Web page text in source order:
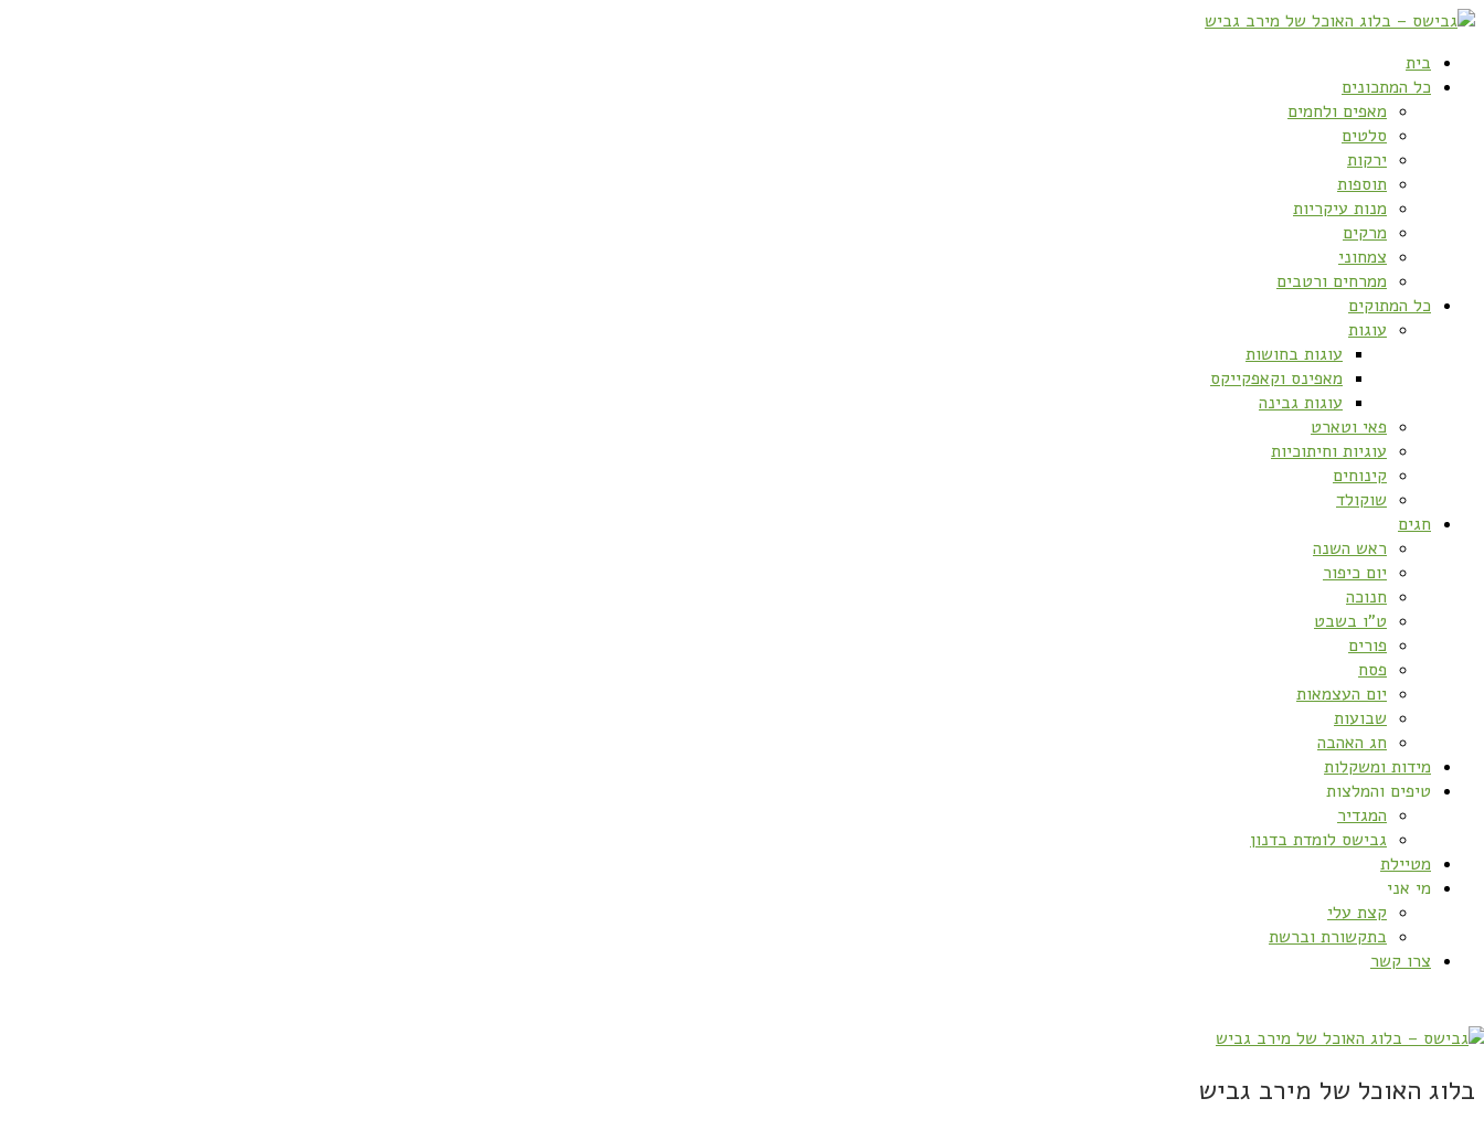
בית
כל המתכונים
מאפים ולחמים
סלטים
ירקות
תוספות
מנות עיקריות
מרקים
צמחוני
ממרחים ורטבים
כל המתוקים
עוגות
עוגות בחושות
מאפינס וקאפקייקס
עוגות גבינה
פאי וטארט
עוגיות וחיתוכיות
קינוחים
שוקולד
חגים
ראש השנה
יום כיפור
חנוכה
ט”ו בשבט
פורים
פסח
יום העצמאות
שבועות
חג האהבה
מידות ומשקלות
טיפים והמלצות
המגדיר
גבישס לומדת בדנון
מטיילת
מי אני
קצת עלי
בתקשורת וברשת
צרו קשר
בלוג האוכל של מירב גביש